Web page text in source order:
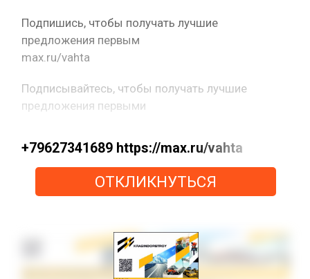
Подпишись, чтобы получать лучшие
предложения первым
max.ru/vahta
Подписывайтесь, чтобы получать лучшие
предложения первыми
+79627341689 https://max.ru/vahta
ОТКЛИКНУТЬСЯ